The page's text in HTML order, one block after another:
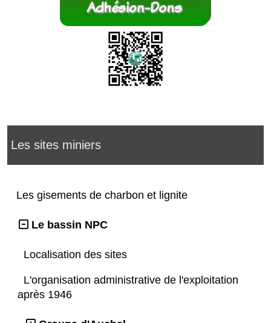
Les sites miniers
Les gisements de charbon et lignite
Le bassin NPC
Localisation des sites
L'organisation administrative de l'exploitation
après 1946